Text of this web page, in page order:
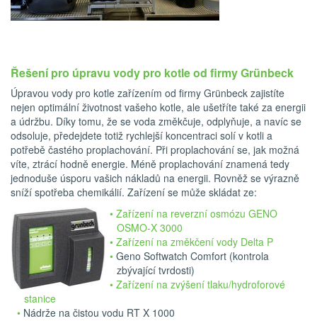
Řešení pro úpravu vody pro kotle od firmy Grünbeck
Úpravou vody pro kotle zařízením od firmy Grünbeck zajistíte
nejen optimální životnost vašeho kotle, ale ušetříte také za energii
a údržbu. Díky tomu, že se voda změkčuje, odplyňuje, a navíc se
odsoluje, předejdete totiž rychlejší koncentraci solí v kotli a
potřebě častého proplachování. Při proplachování se, jak možná
víte, ztrácí hodně energie. Méně proplachování znamená tedy
jednoduše úsporu vašich nákladů na energii. Rovněž se výrazně
sníží spotřeba chemikálií. Zařízení se může skládat ze:
Zařízení na reverzní osmózu GENO
OSMO-X 3000
Zařízení na změkčení vody Delta P
Geno Softwatch Comfort (kontrola
zbývající tvrdosti)
Zařízení na zvýšení tlaku/hydroforové
stanice
Nádrže na čistou vodu RT X 1000